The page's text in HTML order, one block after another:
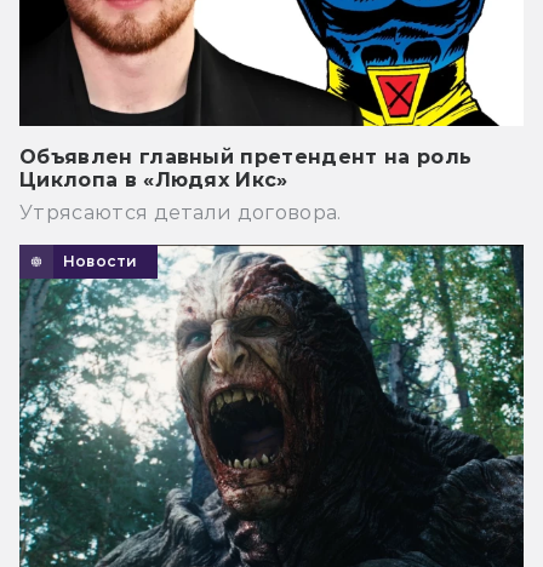
Объявлен главный претендент на роль
Циклопа в «Людях Икс»
Утрясаются детали договора.
Новости